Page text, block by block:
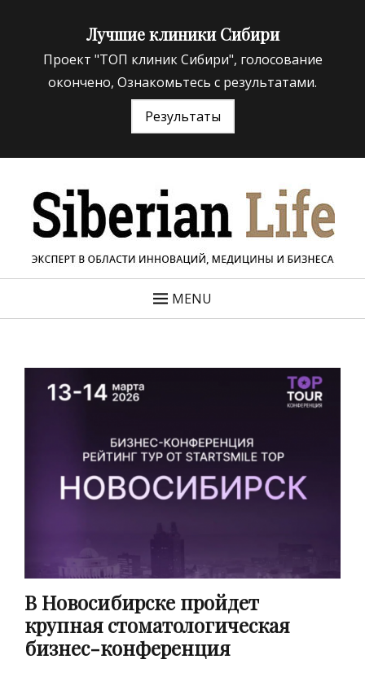
Лучшие клиники Сибири
Проект "ТОП клиник Сибири", голосование
окончено, Ознакомьтесь с результатами.
Результаты
«Siberian Life»
MENU
В Новосибирске пройдет
крупная стоматологическая
бизнес-конференция